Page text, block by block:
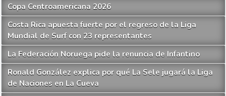
Copa Centroamericana 2026
Costa Rica apuesta fuerte por el regreso de la Liga
Mundial de Surf con 23 representantes
La Federación Noruega pide la renuncia de Infantino
Ronald González explica por qué La Sele jugará la Liga
de Naciones en La Cueva